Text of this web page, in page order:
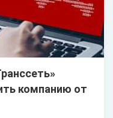
компанию от